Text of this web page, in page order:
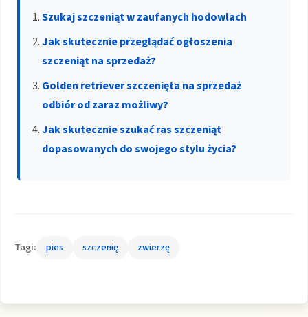
Szukaj szczeniąt w zaufanych hodowlach
Jak skutecznie przeglądać ogłoszenia
szczeniąt na sprzedaż?
Golden retriever szczenięta na sprzedaż
odbiór od zaraz możliwy?
Jak skutecznie szukać ras szczeniąt
dopasowanych do swojego stylu życia?
Tagi: pies szczenię zwierzę